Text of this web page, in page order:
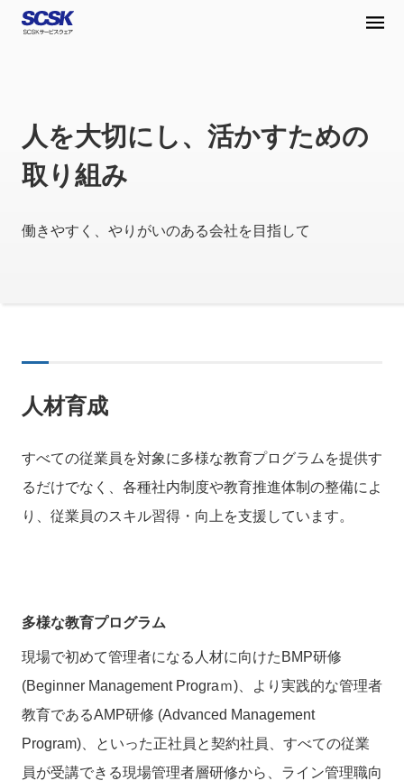
人を大切にし、活かすための
取り組み
働きやすく、やりがいのある会社を目指して
人材育成
すべての従業員を対象に多様な教育プログラムを提供す
るだけでなく、各種社内制度や教育推進体制の整備によ
り、従業員のスキル習得・向上を支援しています。
多様な教育プログラム
現場で初めて管理者になる人材に向けたBMP研修
(Beginner Management Prograｍ)、より実践的な管理者
教育であるAMP研修 (Advanced Management
Program)、といった正社員と契約社員、すべての従業
員が受講できる現場管理者層研修から、ライン管理職向